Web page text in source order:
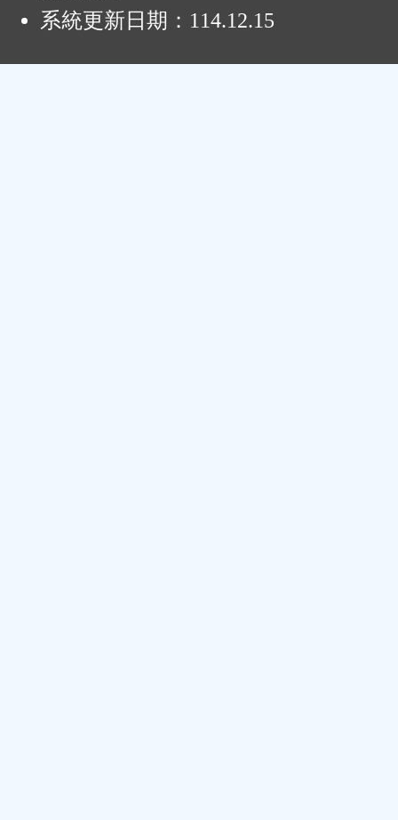
系統更新日期： 114.12.15